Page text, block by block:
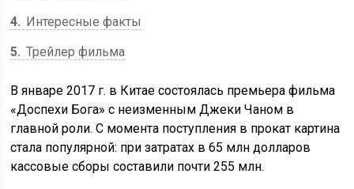
4
Интересные факты
5 Трейлер фильма
В январе 2017 г. в Китае состоялась премьера фильма
«Доспехи Бога» с неизменным Джеки Чаном в
главной роли. С момента поступления в прокат картина
стала популярной: при затратах в 65 млн долларов
кассовые сборы составили почти 255 млн.